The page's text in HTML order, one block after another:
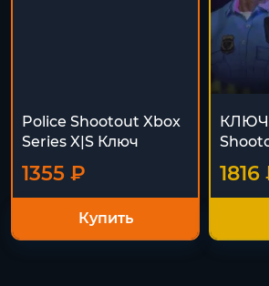
Police Shootout Xbox
Series X|S Ключ
1355 ₽
Купить
КЛЮЧ
1816